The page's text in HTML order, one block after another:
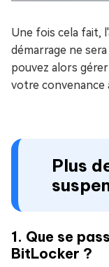
Une fois cela fait,
démarrage ne
pouvez alors
votre convenance
Plus
1. Que se
BitLocker ?